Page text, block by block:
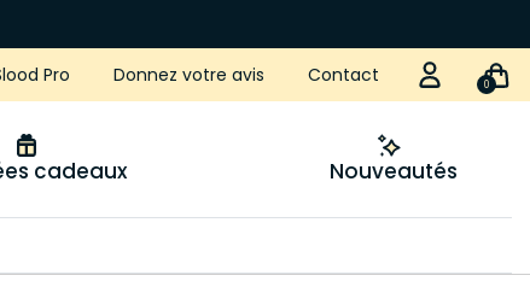
Pro Donnez votre avis Contact 0
cadeaux Nouveautés